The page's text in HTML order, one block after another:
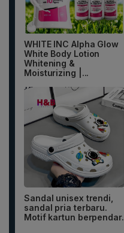
WHITE INC Alpha Glow
White Body Lotion
Whitening &
Moisturizing |...
Sandal unisex trendi,
sandal pria terbaru.
Motif kartun berpendar.